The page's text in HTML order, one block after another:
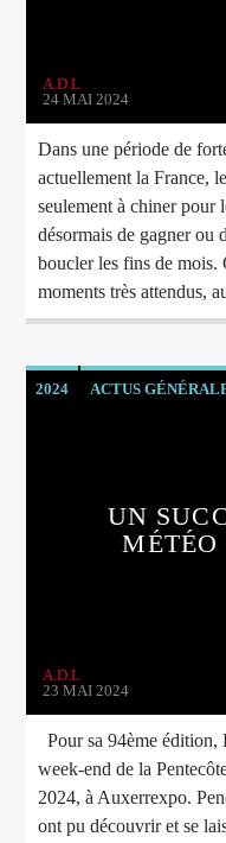
A.D.L
24 MAI 2024
Dans une période de
actuellement la France,
seulement à chiner pour
désormais de gagner ou
boucler les fins de mois.
moments très attendus,
2024 ACTUS
UN
MÉTÉO
A.D.L
23 MAI 2024
Pour sa 94ème édition,
week-end de la
2024, à Auxerrexpo.
ont pu découvrir et se